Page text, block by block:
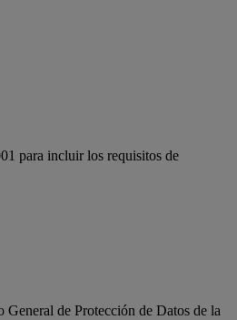
para incluir los requisitos de
de Protección de Datos de la